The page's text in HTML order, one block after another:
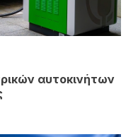
αυτοκινήτων